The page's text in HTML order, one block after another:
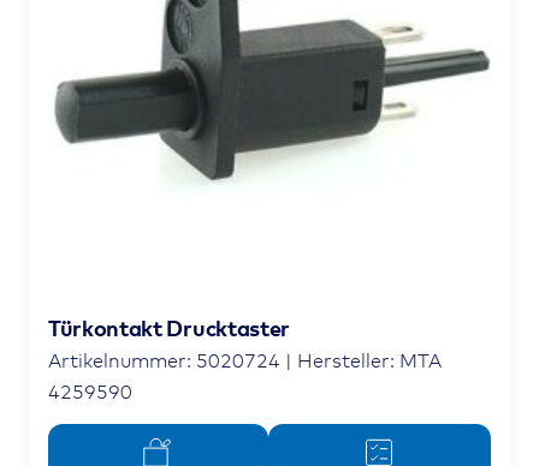
Türkontakt Drucktaster
Artikelnummer: 5020724 | Hersteller: MTA
4259590